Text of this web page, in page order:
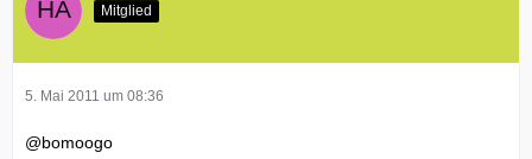
Mitglied
5. Mai 2011 um 08:36
@bomoogo